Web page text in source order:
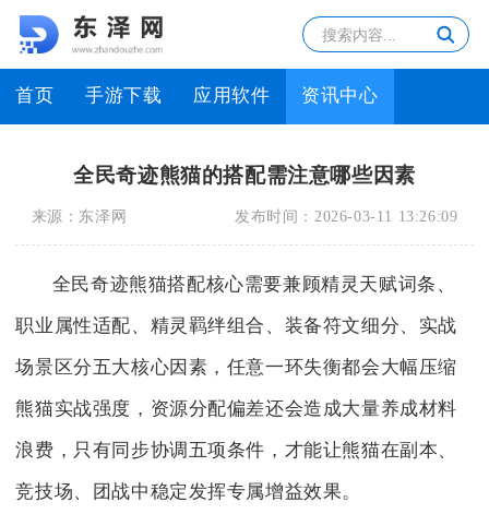
首页 手游下载 应用软件 资讯中心
全民奇迹熊猫的搭配需注意哪些因素
来源： 东泽网 发布时间： 2026-03-11 13:26:09
全民奇迹熊猫搭配核心需要兼顾精灵天赋词条、
职业属性适配、精灵羁绊组合、装备符文细分、实战
场景区分五大核心因素，任意一环失衡都会大幅压缩
熊猫实战强度，资源分配偏差还会造成大量养成材料
浪费，只有同步协调五项条件，才能让熊猫在副本、
竞技场、团战中稳定发挥专属增益效果。